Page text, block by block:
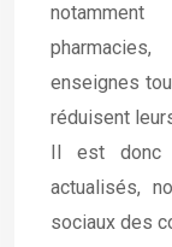
enseignes
réduisent
Il est donc
actualisés,
sociaux des